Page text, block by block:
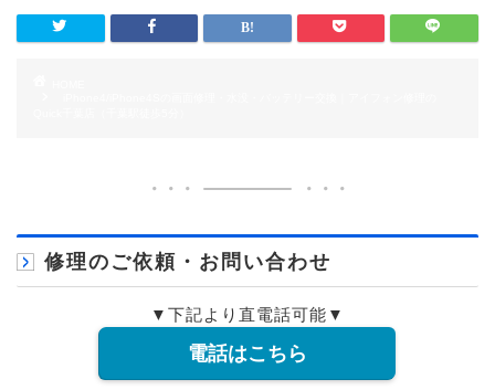
修理のご依頼・お問い合わせ
▼下記より直電話可能▼
電話はこちら